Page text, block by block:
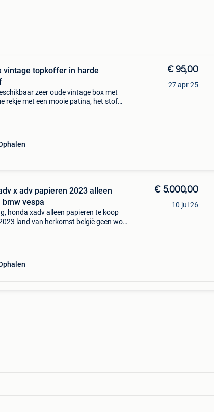
vintage topkoffer in harde
zeer oude vintage box met
rekje met een mooie patina, het stof
€ 95,00
27 apr 25
adv papieren 2023 alleen
bmw vespa
honda xadv alleen papieren te koop
land van herkomst belgië geen wok
€ 5.000,00
10 jul 26